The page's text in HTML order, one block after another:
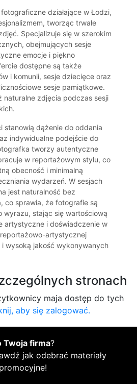
działające w Łodzi,
tworząc trwałe
Specjalizuje się w szerokim
obejmujących sesje
emocje i piękno
dostępne są także
i komunii, sesje dziecięce oraz
sesje pamiątkowe.
naturalne zdjęcia podczas sesji
stanowią dążenie do oddania
indywidualne podejście do
tworzy autentyczne
w reportażowym stylu, co
obecność i minimalną
wydarzeń. W sesjach
jest naturalność bez
co sprawia, że fotografie są
wyrazu, stając się wartościową
artystyczne i doświadczenie w
artystycznej
wysoką jakość wykonywanych
stronach
maja dostęp do tych
aby się zalogować.
Twoja firma?
jak odebrać materiały
promocyjne!